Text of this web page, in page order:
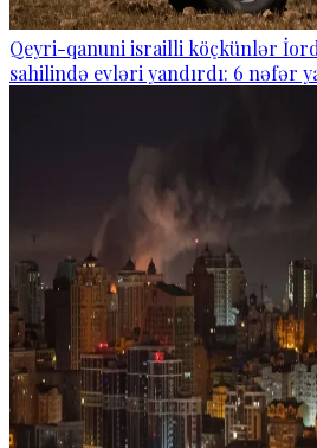
Qeyri-qanuni israilli köçkünlər
sahilində evləri yandırdı: 6 nəfər